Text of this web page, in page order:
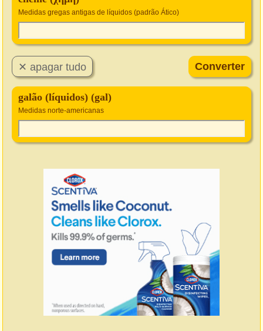
Medidas gregas antigas de líquidos (padrão Ático)
galão (líquidos) (gal)
Medidas norte-americanas